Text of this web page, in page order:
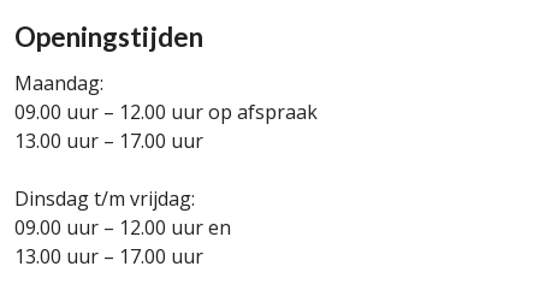
Openingstijden
Maandag:
09.00 uur – 12.00 uur op afspraak
13.00 uur – 17.00 uur
Dinsdag t/m vrijdag:
09.00 uur – 12.00 uur en
13.00 uur – 17.00 uur